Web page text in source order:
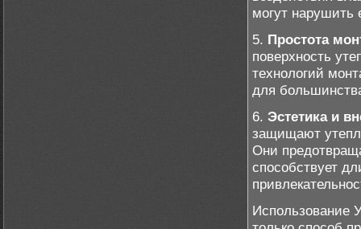
могут нарушить
5. Простота
поверхность
технологий
для
6. Эстетика и
защищают
Они
способствует
Использование